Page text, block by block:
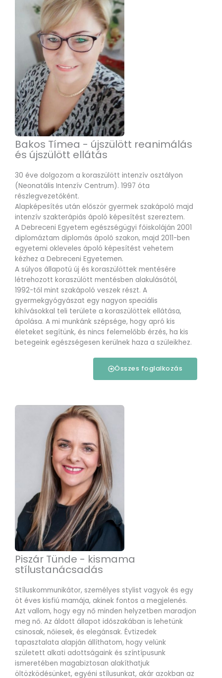
Bakos Tímea - újszülött reanimálás
és újszülött ellátás
30 éve dolgozom a koraszülött intenzív osztályon
(Neonatális Intenzív Centrum). 1997 óta
részlegvezetőként.
Alapképesítés után először gyermek szakápoló majd
intenzív szakterápiás ápoló képesítést szereztem.
A Debreceni Egyetem egészségügyi főiskoláján 2001
diplomáztam diplomás ápoló szakon, majd 2011-ben
egyetemi okleveles ápoló képesítést vehetem
kézhez a Debreceni Egyetemen.
A súlyos állapotú új és koraszülöttek mentésére
létrehozott koraszülött mentésben alakulásától,
1992-től mint szakápoló veszek részt. A
gyermekgyógyászat egy nagyon speciális
kihívásokkal teli területe a koraszülöttek ellátása,
ápolása. A mi munkánk szépsége, hogy apró kis
életeket segítünk, és nincs felemelőbb érzés, ha kis
betegeink egészségesen kerülnek haza a szüleikhez.
Összes foglalkozás
Piszár Tünde - kismama
stílustanácsadás
Stíluskommunikátor, személyes stylist vagyok és egy
öt éves kisfiú mamája, akinek fontos a megjelenés.
Azt vallom, hogy egy nő minden helyzetben maradjon
meg nő. Az áldott állapot időszakában is lehetünk
csinosak, nőiesek, és elegánsak. Évtizedek
tapasztalata alapján állíthatom, hogy velünk
született alkati adottságaink és színtípusunk
ismeretében magabiztosan alakíthatjuk
öltözködésünket, egyéni stílusunkat, akár azokban az